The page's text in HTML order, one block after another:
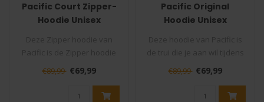
Pacific Court Zipper-
Hoodie Unisex
die je aan wil tijdens het tr..
€89,99 €69,99
Pacific Original
Hoodie Unisex
het trainen. Hij is wa..
€89,99 €69,99